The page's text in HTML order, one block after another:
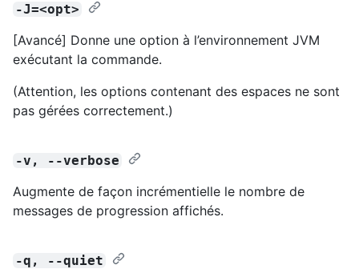
-J=<opt>
[Avancé] Donne une option à l’environnement JVM
exécutant la commande.
(Attention, les options contenant des espaces ne sont
pas gérées correctement.)
-v, --verbose
Augmente de façon incrémentielle le nombre de
messages de progression affichés.
-q, --quiet